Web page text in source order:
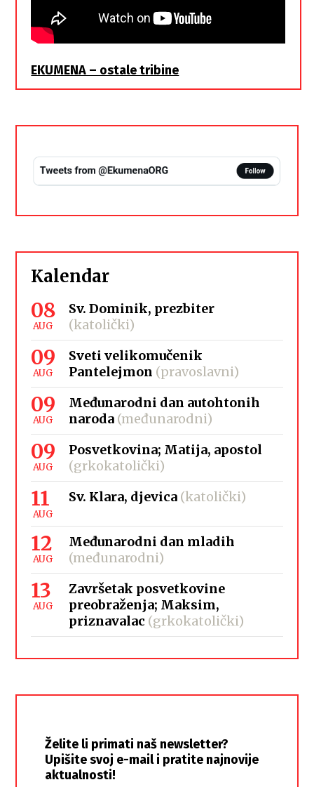
EKUMENA – ostale tribine
Kalendar
08
AUG
Sv. Dominik, prezbiter
(katolički)
09
AUG
Sveti velikomučenik
Pantelejmon (pravoslavni)
09
AUG
Međunarodni dan autohtonih
naroda (međunarodni)
09
AUG
Posvetkovina; Matija, apostol
(grkokatolički)
11
AUG
Sv. Klara, djevica (katolički)
12
AUG
Međunarodni dan mladih
(međunarodni)
13
AUG
Završetak posvetkovine
preobraženja; Maksim,
priznavalac (grkokatolički)
Želite li primati naš newsletter?
Upišite svoj e-mail i pratite najnovije
aktualnosti!